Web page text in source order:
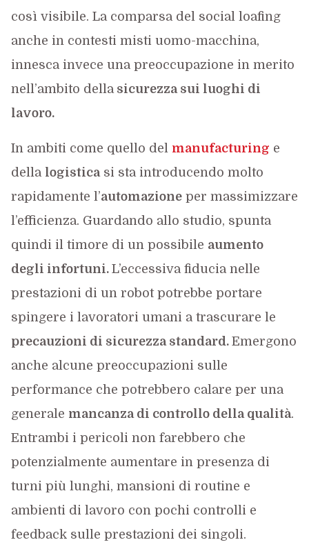
così visibile. La comparsa del social loafing
anche in contesti misti uomo-macchina,
innesca invece una preoccupazione in merito
nell’ambito dellasicurezza sui luoghi di
lavoro.
In ambiti come quello del manufacturing e
della logisticasi sta introducendo molto
rapidamente l’automazioneper massimizzare
l’efficienza. Guardando allo studio, spunta
quindi il timore di un possibile aumento
degli infortuni. L’eccessiva fiducia nelle
prestazioni di un robot potrebbe portare
spingere i lavoratori umani a trascurare le
precauzioni di sicurezza standard. Emergono
anche alcune preoccupazioni sulle
performance che potrebbero calare per una
generale mancanza di controllo della qualità.
Entrambi i pericoli non farebbero che
potenzialmente aumentare in presenza di
turni più lunghi, mansioni di routine e
ambienti di lavoro con pochi controlli e
feedback sulle prestazioni dei singoli.